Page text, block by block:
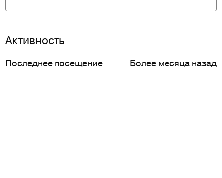
Активность
Последнее посещение Более месяца назад